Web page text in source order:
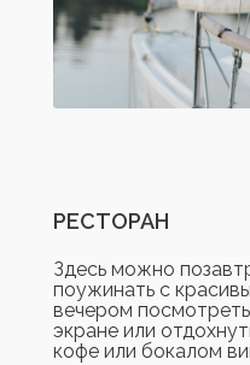
РЕСТОРАН
Здесь можно
поужинать с
вечером
экране или
кофе или бокалом